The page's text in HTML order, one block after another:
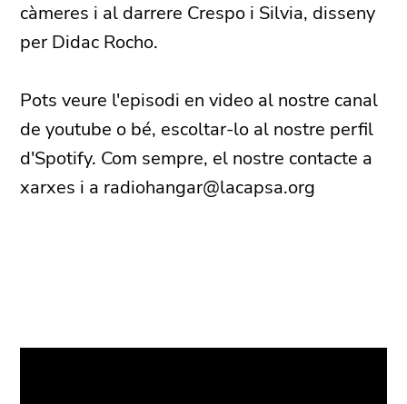
càmeres i al darrere Crespo i Silvia, disseny
per Didac Rocho.
Pots veure l'episodi en video al nostre canal
de youtube o bé, escoltar-lo al nostre perfil
d'Spotify. Com sempre, el nostre contacte a
xarxes i a radiohangar@lacapsa.org